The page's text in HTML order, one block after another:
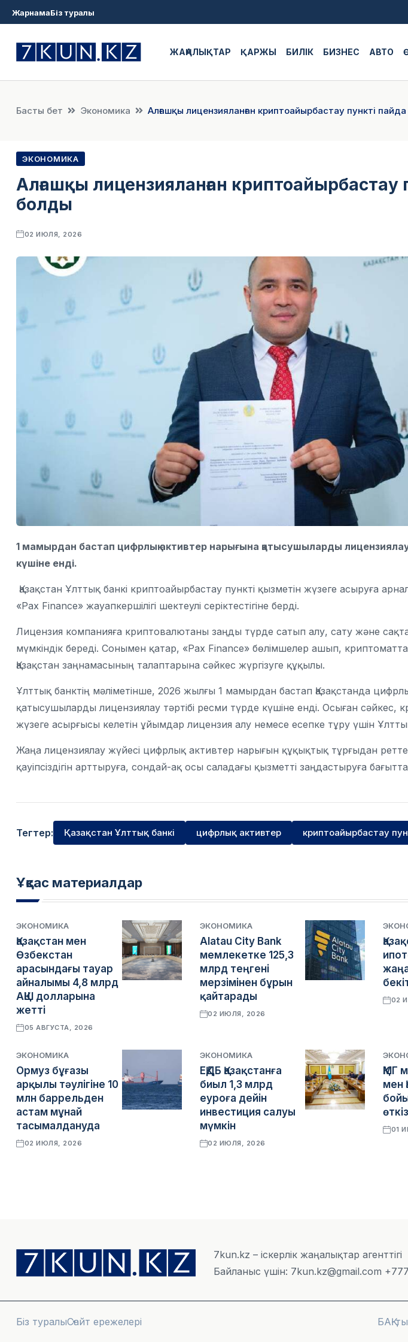
ЖарнамаБіз туралы
ЖАҢАЛЫҚТАР ҚАРЖЫ БИЛІК БИЗНЕС АВТО
Басты бет Экономика Алғашқы лицензияланған криптоайырбастау пункті
ЭКОНОМИКА
Алғашқы лицензияланған криптоайырбастау
болды
02 ИЮЛЯ, 2026
1 мамырдан бастап цифрлық активтер нарығына қатысушыларды
күшіне енді.
Қазақстан Ұлттық банкі криптоайырбастау пункті қызметін жүзеге асыруға
«Pax Finance» жауапкершілігі шектеулі серіктестігіне берді.
Лицензия компанияға криптовалютаны заңды түрде сатып алу, сату және
мүмкіндік береді. Сонымен қатар, «Pax Finance» бөлімшелер ашып,
Қазақстан заңнамасының талаптарына сәйкес жүргізуге құқылы.
Ұлттық банктің мәліметінше, 2026 жылғы 1 мамырдан бастап Қазақстанда
қатысушыларды лицензиялау тәртібі ресми түрде күшіне енді. Осыған сәйкес,
жүзеге асырғысы келетін ұйымдар лицензия алу немесе есепке тұру үшін
Жаңа лицензиялау жүйесі цифрлық активтер нарығын құқықтық тұрғыдан
қауіпсіздігін арттыруға, сондай-ақ осы саладағы қызметті заңдастыруға
Тегтер: Қазақстан Ұлттық банкі цифрлық активтер криптоайырбастау
Ұқсас материалдар
ЭКОНОМИКА
Қазақстан мен
Өзбекстан
арасындағы тауар
айналымы 4,8 млрд
АҚШ долларына
жетті
05 АВГУСТА, 2026
ЭКОНОМИКА
Alatau City Bank
мемлекетке 125,3
млрд теңгені
мерзімінен бұрын
қайтарады
02 ИЮЛЯ, 2026
02
ЭКОНОМИКА
Ормуз бұғазы
арқылы тәулігіне 10
млн баррельден
астам мұнай
тасымалдануда
02 ИЮЛЯ, 2026
ЭКОНОМИКА
ЕҚДБ Қазақстанға
биыл 1,3 млрд
еуроға дейін
инвестиция салуы
мүмкін
02 ИЮЛЯ, 2026
​​ҚМГ
мен
01
7kun.kz – іскерлік жаңалықтар агенттігі
Байланыс үшін: 7kun.kz@gmail.com
Біз туралыСайт ережелері БАҚ-